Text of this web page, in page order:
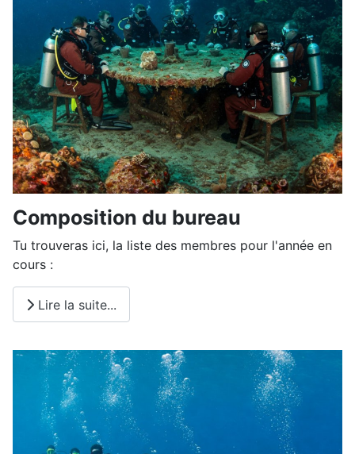
Composition du bureau
Tu trouveras ici, la liste des membres pour l'année en
cours :
Lire la suite...